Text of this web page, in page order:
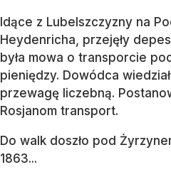
Idące z Lubelszczyzny na
Heydenricha, przejęły
była mowa o transporcie
pieniędzy. Dowódca
przewagę liczebną.
Rosjanom transport.
Do walk doszło pod
1863...